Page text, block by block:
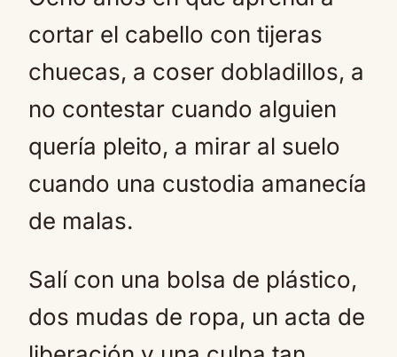
Mute
cortar el cabello con tijeras
chuecas, a coser dobladillos, a
no contestar cuando alguien
quería pleito, a mirar al suelo
cuando una custodia amanecía
de malas.
Salí con una bolsa de plástico,
dos mudas de ropa, un acta de